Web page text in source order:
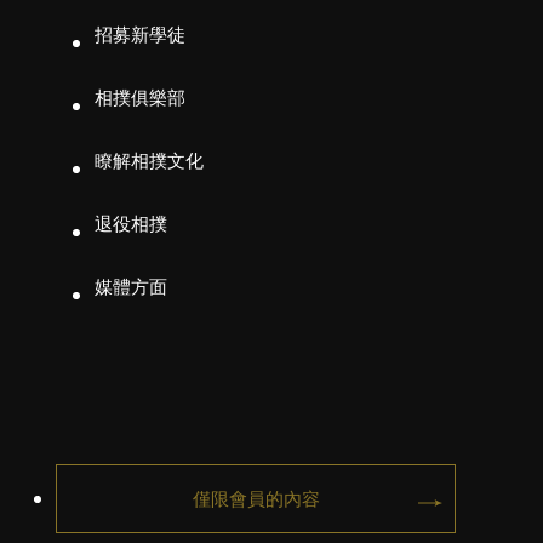
招募新學徒
相撲俱樂部
瞭解相撲文化
退役相撲
媒體方面
僅限會員的內容